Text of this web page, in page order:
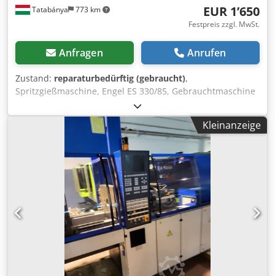
Tatabánya 773 km EUR 1’650
Festpreis zzgl. MwSt.
Anfragen Anrufen
Zustand: reparaturbedürftig (gebraucht),
Spritzgießmaschine, Engel ES 330/85, Gebrauchtmaschine
Wie auf den Bildern zu sehen, ist ihr Funktionszustand
ungewiss. Gesamtmaße: 3100 x 1950 x 2600 mm Gewicht:
5.500 kg Hersteller: Engel Typ: ES 330/85 Baujahr: 1997
Dedpfxoukn S Hs Al Seck Elektrische Daten: 380V, 60 A
Steuerungskarten: Keba PS 244; Keba DO 321; Keba DO
321; Keba DO 321; Keba DI 325; Keba DI 325; Keba DI 325;
Keba TT 081; Keba AR 181; Keba PD 242; Keba CU 211
Kleinanzeige